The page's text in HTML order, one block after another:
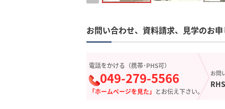
お問い合わせ、資料請求、見学のお
電話をかける（携帯･PHS可）
049-279-5566
「ホームページを見た」 とお伝え下さい。
お問